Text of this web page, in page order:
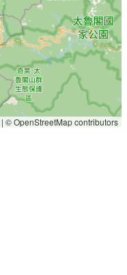
| © OpenStreetMap contributors